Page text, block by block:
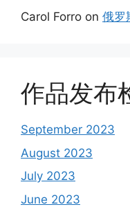
Carol Forro on 俄罗
作品发布
September 2023
August 2023
July 2023
June 2023